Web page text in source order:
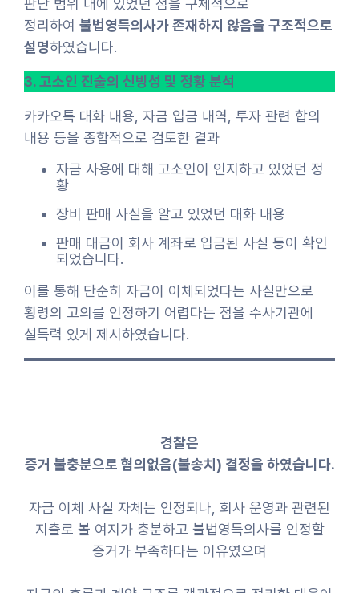
판단 범위 내에 있었던 점을 구체적으로
정리하여 불법영득의사가 존재하지 않음을 구조적으로
설명하였습니다.
3. 고소인 진술의 신빙성 및 정황 분석
카카오톡 대화 내용, 자금 입금 내역, 투자 관련 합의
내용 등을 종합적으로 검토한 결과
자금 사용에 대해 고소인이 인지하고 있었던 정
황
장비 판매 사실을 알고 있었던 대화 내용
판매 대금이 회사 계좌로 입금된 사실 등이 확인
되었습니다.
이를 통해 단순히 자금이 이체되었다는 사실만으로
횡령의 고의를 인정하기 어렵다는 점을 수사기관에
설득력 있게 제시하였습니다.
경찰은
증거 불충분으로 혐의없음(불송치) 결정을 하였습니다.
자금 이체 사실 자체는 인정되나, 회사 운영과 관련된
지출로 볼 여지가 충분하고 불법영득의사를 인정할
증거가 부족하다는 이유였으며